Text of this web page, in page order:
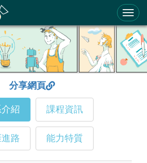
育才輔助系統
分享網頁
紹 課程資訊
路 能力特質